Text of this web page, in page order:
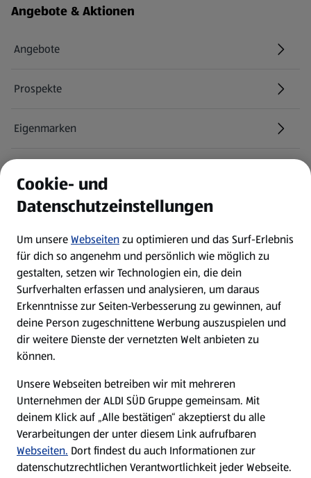
Fußzeilenmenü - weitere Links
Angebote & Aktionen
Angebote
Prospekte
Eigenmarken
Newsletter
WhatsApp
Über ALDI SÜD
Filialen
Nachhaltigkeit
Karriere
Cookie- und
Datenschutzeinstellungen
Um unsereWebseitenzu optimieren und das Surf-Erlebnis
für dich so angenehm und persönlich wie möglich zu
gestalten, setzen wir Technologien ein, die dein
Surfverhalten erfassen und analysieren, um daraus
Erkenntnisse zur Seiten-Verbesserung zu gewinnen, auf
deine Person zugeschnittene Werbung auszuspielen und
dir weitere Dienste der vernetzten Welt anbieten zu
können.
Unsere Webseiten betreiben wir mit mehreren
Unternehmen der ALDI SÜD Gruppe gemeinsam. Mit
deinem Klick auf „Alle bestätigen“ akzeptierst du alle
Verarbeitungen der unter diesem Link aufrufbaren
Webseiten. Dort findest du auch Informationen zur
datenschutzrechtlichen Verantwortlichkeit jeder Webseite.